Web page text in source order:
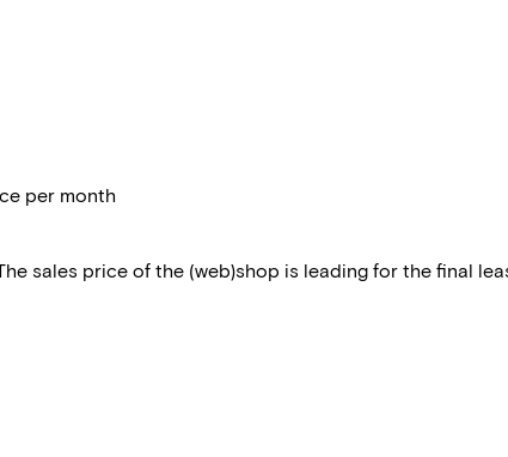
per month
sales price of the (web)shop is leading for the final